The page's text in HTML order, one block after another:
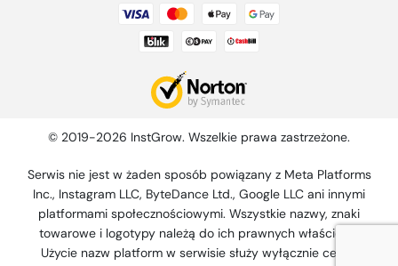
© 2019-2026 InstGrow. Wszelkie prawa zastrzeżone.
Serwis nie jest w żaden sposób powiązany z Meta Platforms
Inc., Instagram LLC, ByteDance Ltd., Google LLC ani innymi
platformami społecznościowymi. Wszystkie nazwy, znaki
towarowe i logotypy należą do ich prawnych właścicieli.
Użycie nazw platform w serwisie służy wyłącznie celom